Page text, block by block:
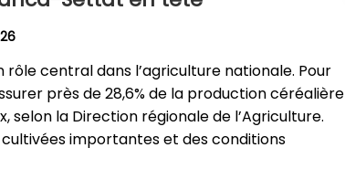
central dans l’agriculture nationale. Pour
près de 28,6% de la production céréalière
selon la Direction régionale de l’Agriculture.
importantes et des conditions